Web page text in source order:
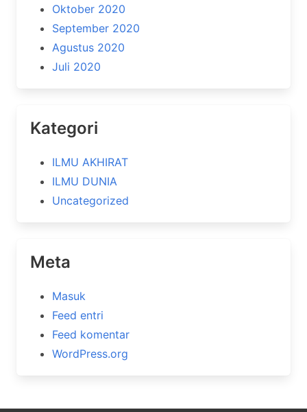
Oktober 2020
September 2020
Agustus 2020
Juli 2020
Kategori
ILMU AKHIRAT
ILMU DUNIA
Uncategorized
Meta
Masuk
Feed entri
Feed komentar
WordPress.org